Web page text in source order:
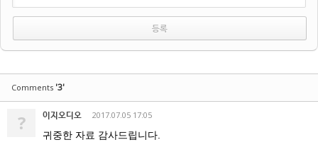
Comments '3'
? 이지오디오 2017.07.05 17:05
귀중한 자료 감사드립니다.